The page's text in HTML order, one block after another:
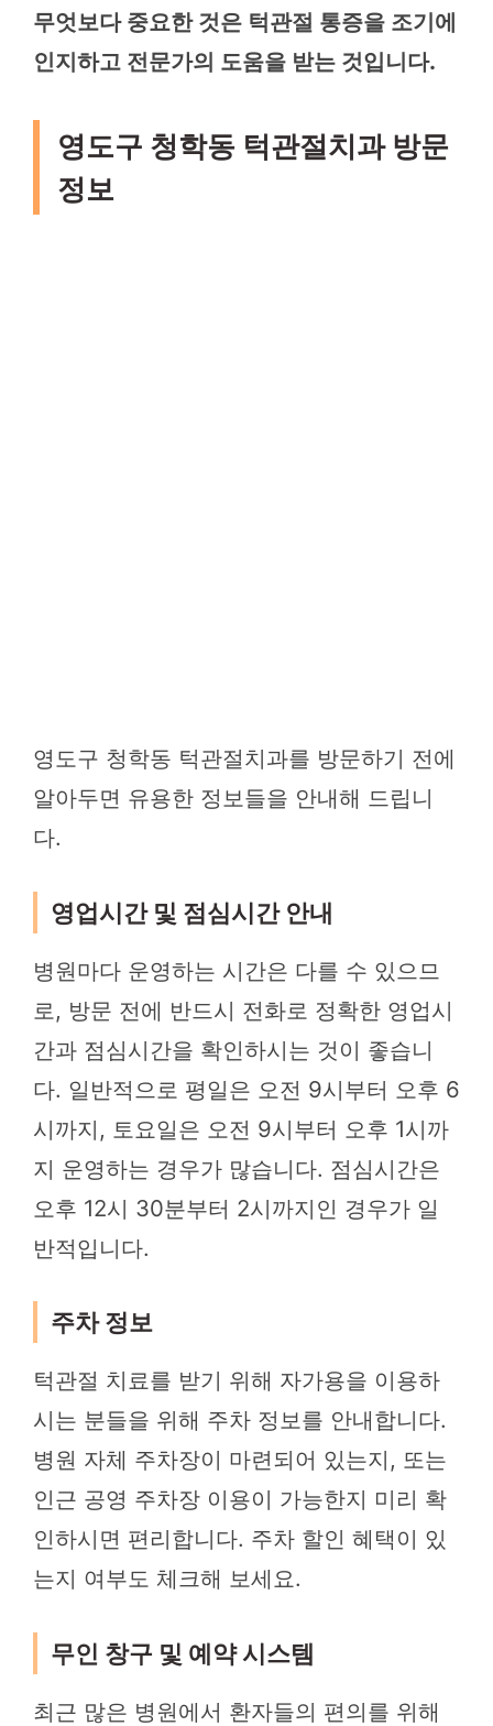
무엇보다 중요한 것은 턱관절 통증을 조기에
인지하고 전문가의 도움을 받는 것입니다.
영도구 청학동 턱관절치과 방문
정보
영도구 청학동 턱관절치과를 방문하기 전에
알아두면 유용한 정보들을 안내해 드립니
다.
영업시간 및 점심시간 안내
병원마다 운영하는 시간은 다를 수 있으므
로, 방문 전에 반드시 전화로 정확한 영업시
간과 점심시간을 확인하시는 것이 좋습니
다. 일반적으로 평일은 오전 9시부터 오후 6
시까지, 토요일은 오전 9시부터 오후 1시까
지 운영하는 경우가 많습니다. 점심시간은
오후 12시 30분부터 2시까지인 경우가 일
반적입니다.
주차 정보
턱관절 치료를 받기 위해 자가용을 이용하
시는 분들을 위해 주차 정보를 안내합니다.
병원 자체 주차장이 마련되어 있는지, 또는
인근 공영 주차장 이용이 가능한지 미리 확
인하시면 편리합니다. 주차 할인 혜택이 있
는지 여부도 체크해 보세요.
무인 창구 및 예약 시스템
최근 많은 병원에서 환자들의 편의를 위해